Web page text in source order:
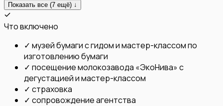
Показать все (7 ещё) ↓
Что включено
✓ музей бумаги с гидом и мастер-классом по
изготовлению бумаги
✓ посещение молокозавода «ЭкоНива» с
дегустацией и мастер-классом
✓ страховка
✓ сопровождение агентства